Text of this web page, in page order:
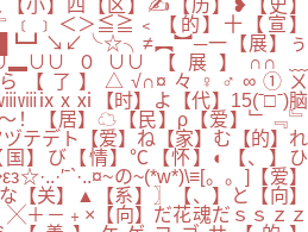
小】四【区】✍【历】❥【史】
＜＞≦≧﹤【的】十【宣】
█┗┛↘↙╰☆╮≠︻︼─一【展】ぅ
０∪∪【展】∩∩﹏
【了】△√∩¤々♀♂∞①ㄨ
【时】よ【代】15(ˉ□ˉ)脑
！【居】☁【民】ρ【爱】﹂﹃﹄
テデト【爱】ね【家】む【的】れ
】び【情】℃【怀】◐【、】ひ
の~(*w*)\≡[。。]【爱】
【关】▲【系】〗【、】と【向】
＋－﹢×【向】だ花魂だｓｓｚｚ